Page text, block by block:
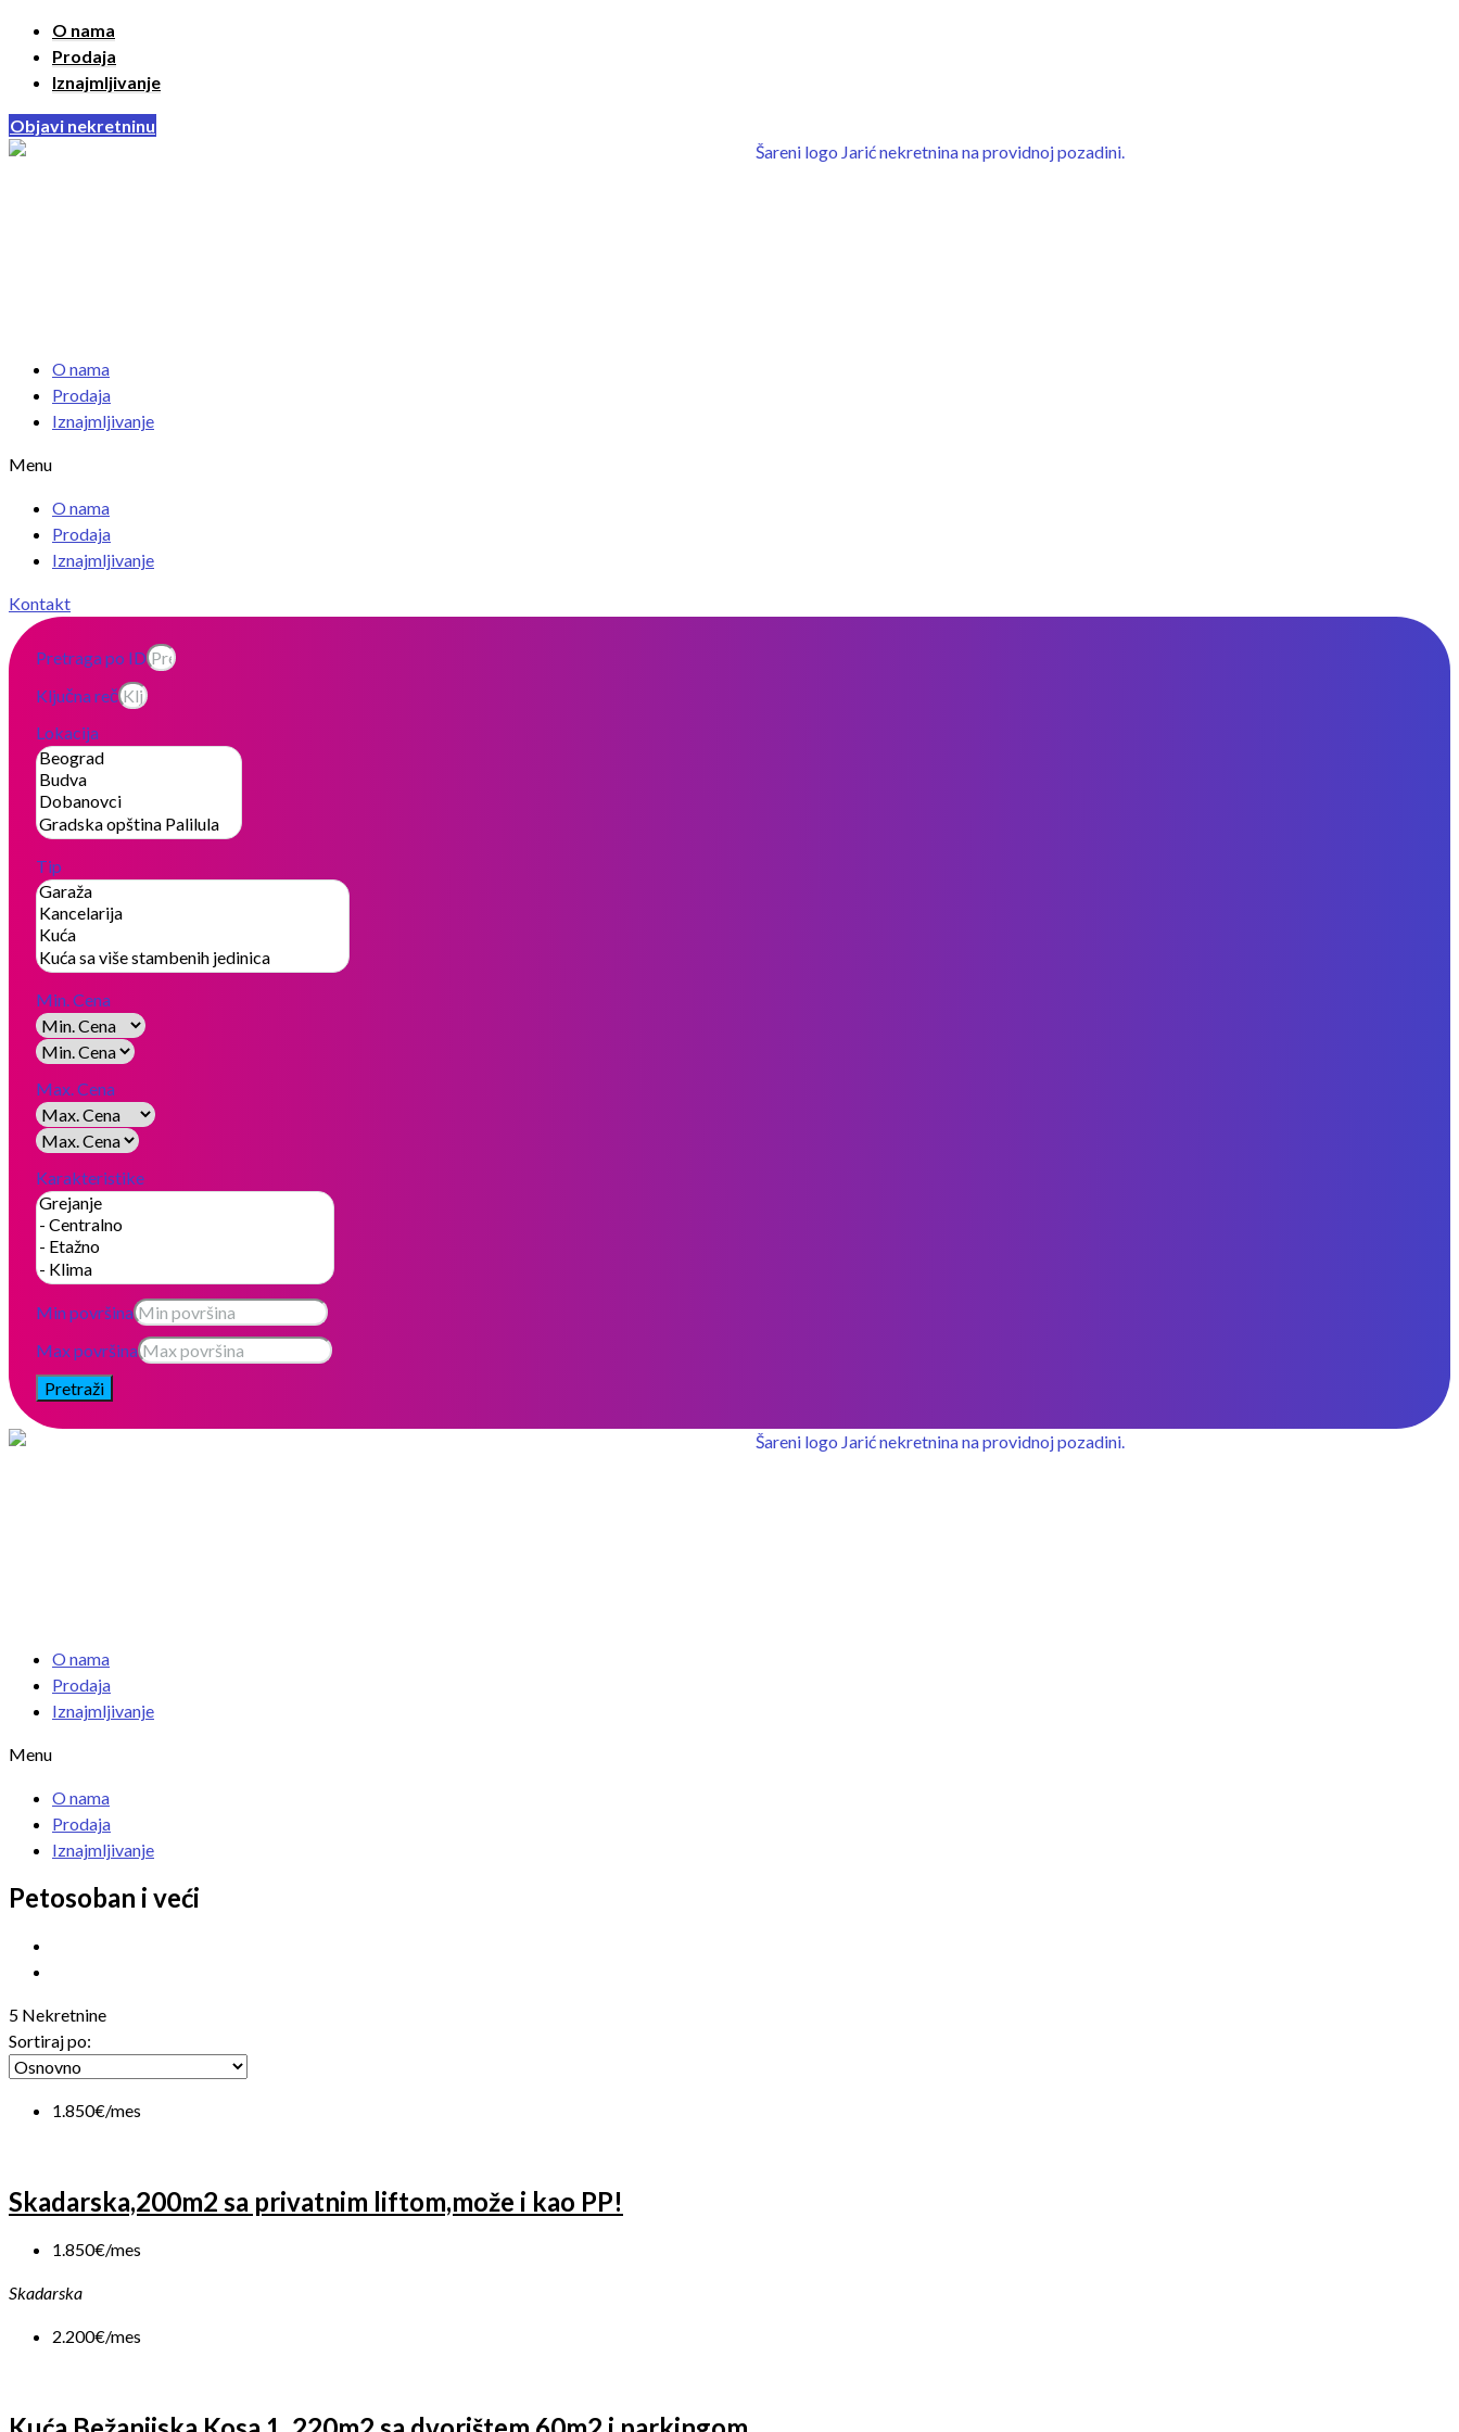
O nama
Prodaja
Iznajmljivanje
Objavi nekretninu
O nama
Prodaja
Iznajmljivanje
Menu
O nama
Prodaja
Iznajmljivanje
Kontakt
Pretraga po ID
Ključna reč
Lokacija
Tip
Min. Cena
Max. Cena
Karakteristike
Min površina
Max površina
Pretraži
O nama
Prodaja
Iznajmljivanje
Menu
O nama
Prodaja
Iznajmljivanje
Petosoban i veći
5 Nekretnine
Sortiraj po:
1.850€/mes
Skadarska,200m2 sa privatnim liftom,može i kao PP!
1.850€/mes
Skadarska
2.200€/mes